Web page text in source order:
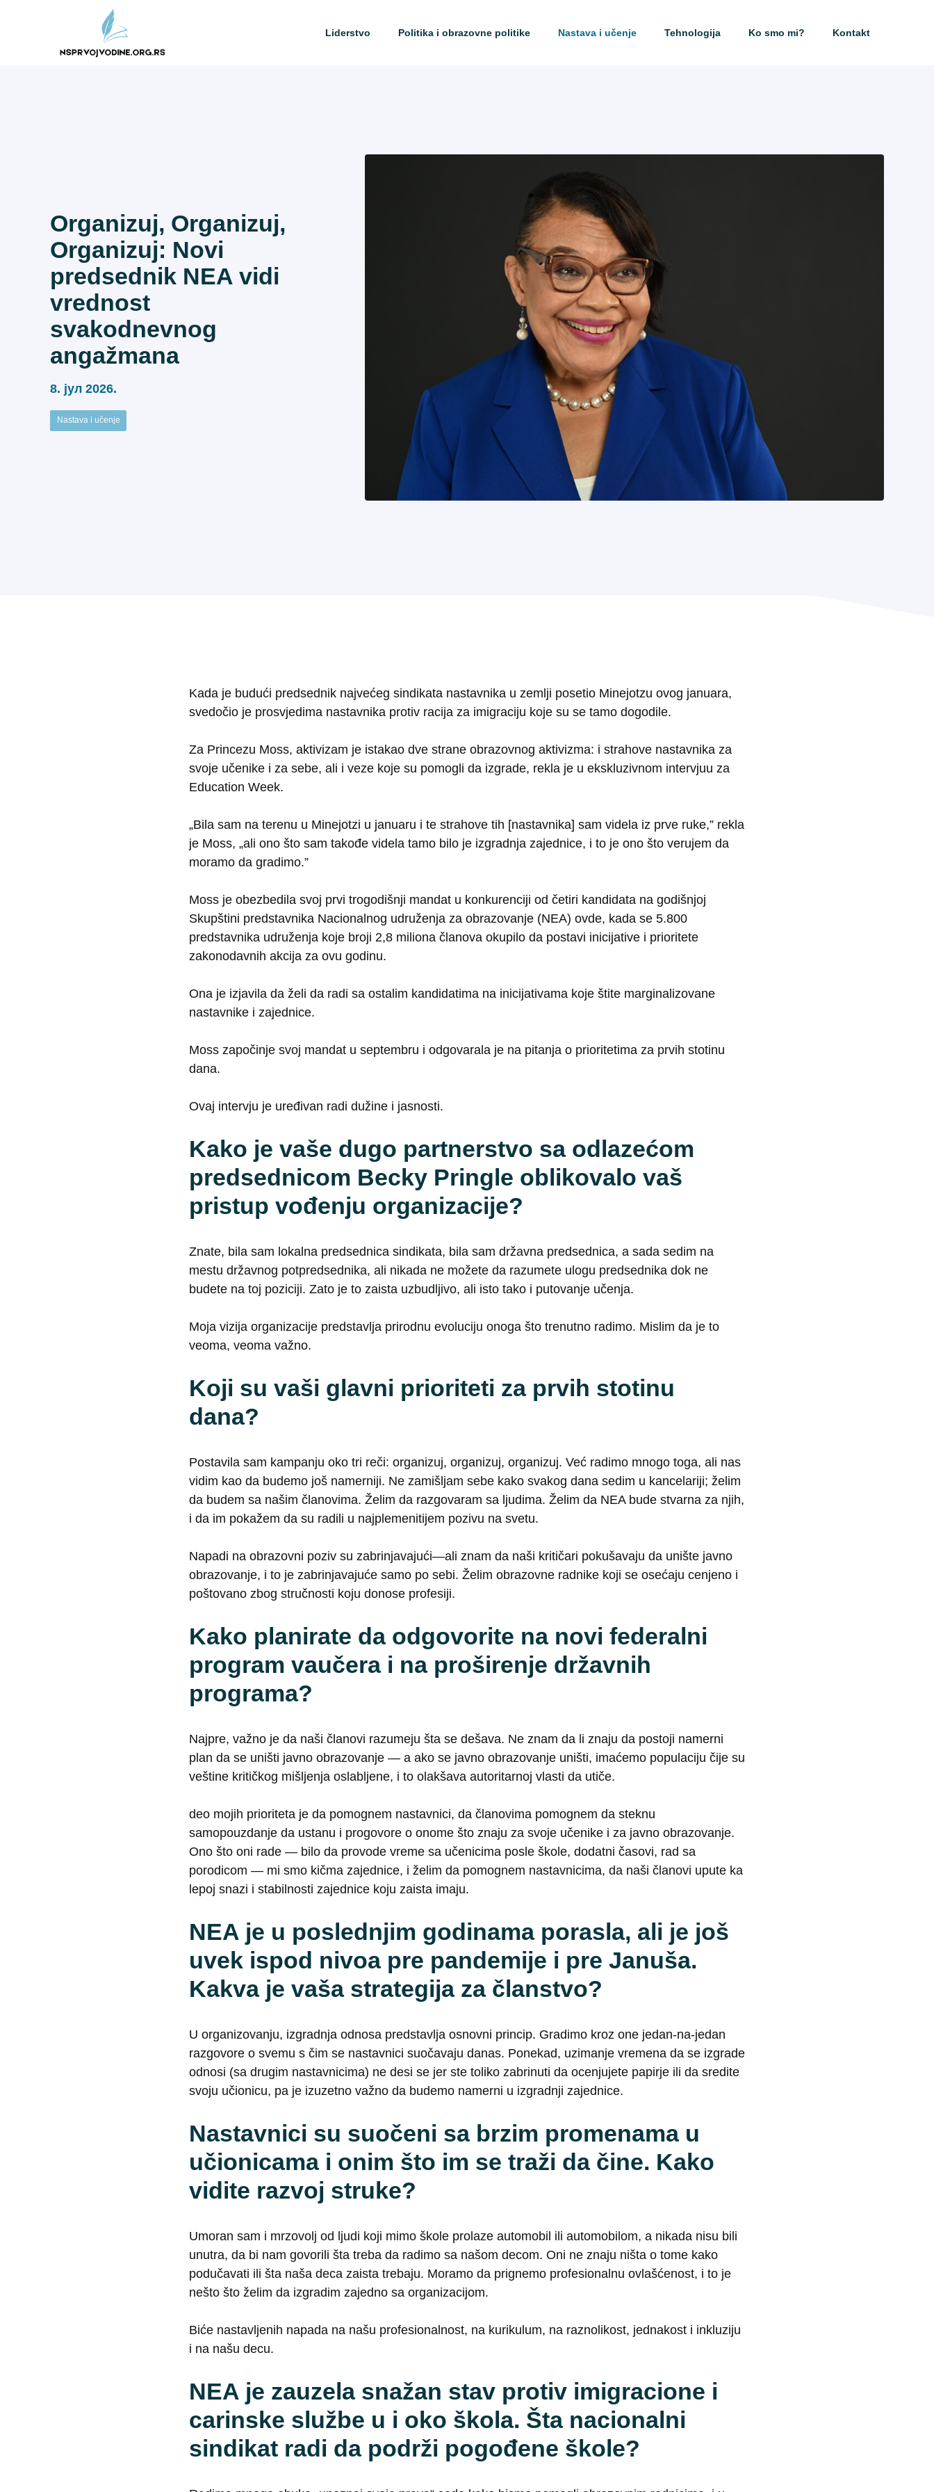
Liderstvo Politika i obrazovne politike Nastava i učenje Tehnologija Ko smo mi? Kontakt
Organizuj, Organizuj,
Organizuj: Novi
predsednik NEA vidi
vrednost
svakodnevnog
angažmana
8. јул 2026.
Nastava i učenje
Kada je budući predsednik najvećeg sindikata nastavnika u zemlji posetio Minejotzu ovog januara,
svedočio je prosvjedima nastavnika protiv racija za imigraciju koje su se tamo dogodile.
Za Princezu Moss, aktivizam je istakao dve strane obrazovnog aktivizma: i strahove nastavnika za
svoje učenike i za sebe, ali i veze koje su pomogli da izgrade, rekla je u ekskluzivnom intervjuu za
Education Week.
„Bila sam na terenu u Minejotzi u januaru i te strahove tih [nastavnika] sam videla iz prve ruke,” rekla
je Moss, „ali ono što sam takođe videla tamo bilo je izgradnja zajednice, i to je ono što verujem da
moramo da gradimo.”
Moss je obezbedila svoj prvi trogodišnji mandat u konkurenciji od četiri kandidata na godišnjoj
Skupštini predstavnika Nacionalnog udruženja za obrazovanje (NEA) ovde, kada se 5.800
predstavnika udruženja koje broji 2,8 miliona članova okupilo da postavi inicijative i prioritete
zakonodavnih akcija za ovu godinu.
Ona je izjavila da želi da radi sa ostalim kandidatima na inicijativama koje štite marginalizovane
nastavnike i zajednice.
Moss započinje svoj mandat u septembru i odgovarala je na pitanja o prioritetima za prvih stotinu
dana.
Ovaj intervju je uređivan radi dužine i jasnosti.
Kako je vaše dugo partnerstvo sa odlazećom
predsednicom Becky Pringle oblikovalo vaš
pristup vođenju organizacije?
Znate, bila sam lokalna predsednica sindikata, bila sam državna predsednica, a sada sedim na
mestu državnog potpredsednika, ali nikada ne možete da razumete ulogu predsednika dok ne
budete na toj poziciji. Zato je to zaista uzbudljivo, ali isto tako i putovanje učenja.
Moja vizija organizacije predstavlja prirodnu evoluciju onoga što trenutno radimo. Mislim da je to
veoma, veoma važno.
Koji su vaši glavni prioriteti za prvih stotinu
dana?
Postavila sam kampanju oko tri reči: organizuj, organizuj, organizuj. Već radimo mnogo toga, ali nas
vidim kao da budemo još namerniji. Ne zamišljam sebe kako svakog dana sedim u kancelariji; želim
da budem sa našim članovima. Želim da razgovaram sa ljudima. Želim da NEA bude stvarna za njih,
i da im pokažem da su radili u najplemenitijem pozivu na svetu.
Napadi na obrazovni poziv su zabrinjavajući—ali znam da naši kritičari pokušavaju da unište javno
obrazovanje, i to je zabrinjavajuće samo po sebi. Želim obrazovne radnike koji se osećaju cenjeno i
poštovano zbog stručnosti koju donose profesiji.
Kako planirate da odgovorite na novi federalni
program vaučera i na proširenje državnih
programa?
Najpre, važno je da naši članovi razumeju šta se dešava. Ne znam da li znaju da postoji namerni
plan da se uništi javno obrazovanje — a ako se javno obrazovanje uništi, imaćemo populaciju čije su
veštine kritičkog mišljenja oslablјene, i to olakšava autoritarnoj vlasti da utiče.
deo mojih prioriteta je da pomognem nastavnici, da članovima pomognem da steknu
samopouzdanje da ustanu i progovore o onome što znaju za svoje učenike i za javno obrazovanje.
Ono što oni rade — bilo da provode vreme sa učenicima posle škole, dodatni časovi, rad sa
porodicom — mi smo kičma zajednice, i želim da pomognem nastavnicima, da naši članovi upute ka
lepoj snazi i stabilnosti zajednice koju zaista imaju.
NEA je u poslednjim godinama porasla, ali je još
uvek ispod nivoa pre pandemije i pre Januša.
Kakva je vaša strategija za članstvo?
U organizovanju, izgradnja odnosa predstavlja osnovni princip. Gradimo kroz one jedan-na-jedan
razgovore o svemu s čim se nastavnici suočavaju danas. Ponekad, uzimanje vremena da se izgrade
odnosi (sa drugim nastavnicima) ne desi se jer ste toliko zabrinuti da ocenjujete papirje ili da sredite
svoju učionicu, pa je izuzetno važno da budemo namerni u izgradnji zajednice.
Nastavnici su suočeni sa brzim promenama u
učionicama i onim što im se traži da čine. Kako
vidite razvoj struke?
Umoran sam i mrzovolj od ljudi koji mimo škole prolaze automobil ili automobilom, a nikada nisu bili
unutra, da bi nam govorili šta treba da radimo sa našom decom. Oni ne znaju ništa o tome kako
podučavati ili šta naša deca zaista trebaju. Moramo da prignemo profesionalnu ovlašćenost, i to je
nešto što želim da izgradim zajedno sa organizacijom.
Biće nastavljenih napada na našu profesionalnost, na kurikulum, na raznolikost, jednakost i inkluziju
i na našu decu.
NEA je zauzela snažan stav protiv imigracione i
carinske službe u i oko škola. Šta nacionalni
sindikat radi da podrži pogođene škole?